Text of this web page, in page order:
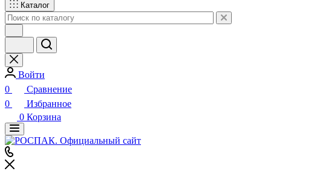
Каталог
Войти
0
Сравнение
0
Избранное
0 Корзина